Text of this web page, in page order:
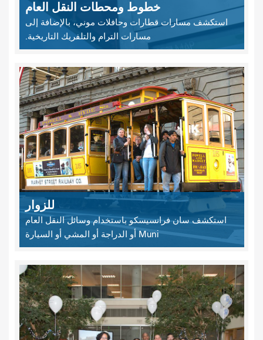
خطوط ومحطات النقل العام
استكشف مسارات قطارات وحافلات موني، بالإضافة إلى
مسارات الترام والتلفريك التاريخية.
للزوار
استكشف سان فرانسيسكو باستخدام وسائل النقل العام
Muni أو الدراجة أو المشي أو السيارة